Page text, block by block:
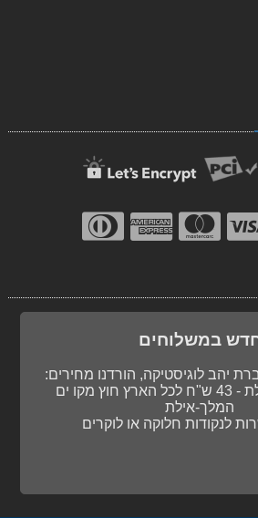
במשלוחים
יהב לוגיסטיקה, הורדנו מחירים:
משלוח עד הדלת - 43 ש"ח לכל הארץ חוץ מקו ים
המלך-אילת
לנקודות חלוקה או לוקרים